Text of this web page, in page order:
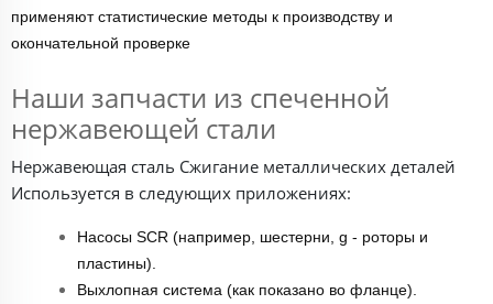
применяют статистические методы к производству и
окончательной проверке
Наши запчасти из спеченной
нержавеющей стали
Нержавеющая сталь Сжигание металлических деталей
Используется в следующих приложениях:
Насосы SCR (например, шестерни, g - роторы и
пластины).
Выхлопная система (как показано во фланце).